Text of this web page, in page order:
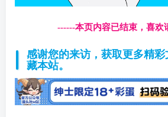
------本页内容已结束，喜欢
感谢您的来访，获取更多精
藏本站。